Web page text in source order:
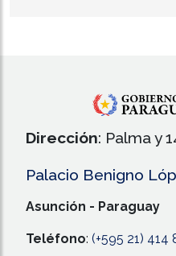
Dirección: Palma y
Palacio Benigno
Asunción - Paraguay
Teléfono: (+595 21) 414